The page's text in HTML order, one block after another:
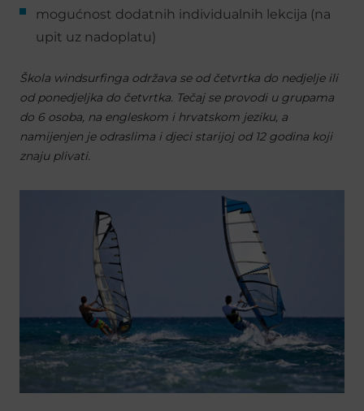
mogućnost dodatnih individualnih lekcija (na
upit uz nadoplatu)
Škola windsurfinga održava se od četvrtka do nedjelje ili
od ponedjeljka do četvrtka. Tečaj se provodi u grupama
do 6 osoba, na engleskom i hrvatskom jeziku, a
namijenjen je odraslima i djeci starijoj od 12 godina koji
znaju plivati.